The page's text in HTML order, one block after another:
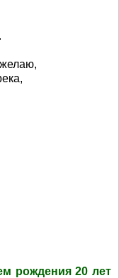
рождения 20 лет